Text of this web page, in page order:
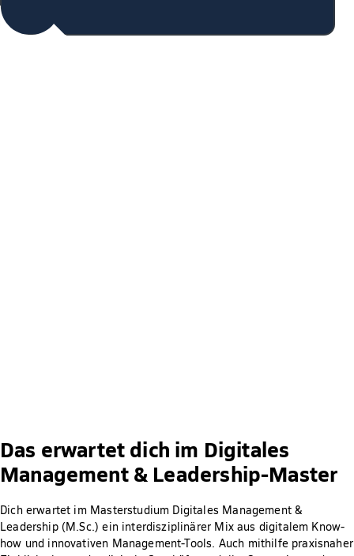
Das erwartet dich im Digitales
Management & Leadership-Master
Dich erwartet im Masterstudium Digitales Management &
Leadership (M.Sc.) ein interdisziplinärer Mix aus digitalem Know-
how und innovativen Management-Tools. Auch mithilfe praxisnaher